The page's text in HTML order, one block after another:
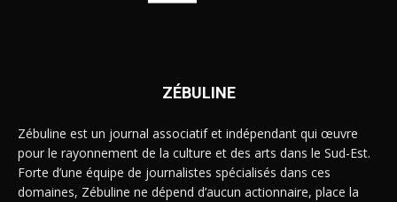
ZÉBULINE
Zébuline est un journal associatif et indépendant qui œuvre
pour le rayonnement de la culture et des arts dans le Sud-Est.
Forte d’une équipe de journalistes spécialisés dans ces
domaines, Zébuline ne dépend d’aucun actionnaire, place la